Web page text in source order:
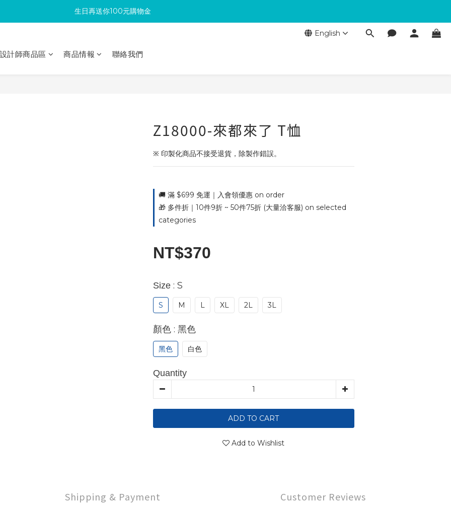
滿300回饋10%購物金
生日再送你100元購物金
滿300回饋10%購物金
English
設計師商品區 商品情報 聯絡我們
Z18000-來都來了 T恤
※ 印製化商品不接受退貨，除製作錯誤。
🚚 滿 $699 免運｜入會領優惠 on order
🎁 多件折｜10件9折 ~ 50件75折 (大量洽客服) on selected
categories
NT$370
Size : S
S M L XL 2L 3L
顏色 : 黑色
黑色 白色
Quantity
ADD TO CART
Add to Wishlist
Shipping & Payment Customer Reviews